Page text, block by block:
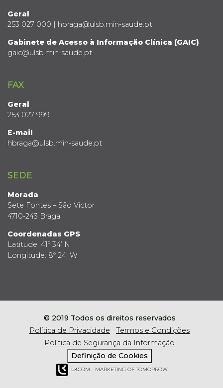
Geral
253 027 000 | hbraga@ulsb.min-saude.pt
Gabinete de Acesso à Informação Clínica (GAIC)
gaic@ulsb.min-saude.pt
FAX
Geral
253 027 999
E-mail
hbraga@ulsb.min-saude.pt
SEDE
Morada
Sete Fontes – São Victor
4710-243 Braga
Coordenadas GPS
Latitude: 41º 34’ N
Longitude: 8º 24’ W
© 2019 Todos os direitos reservados
Política de Privacidade
Termos e Condições
Política de Segurança da Informação
Definição de Cookies
LKCOM - MARKETING OF TOMORROW